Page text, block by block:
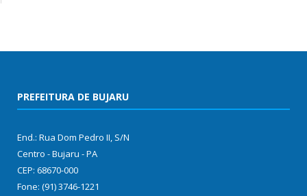
PREFEITURA DE BUJARU
End.: Rua Dom Pedro II, S/N
Centro - Bujaru - PA
CEP: 68670-000
Fone: (91) 3746-1221